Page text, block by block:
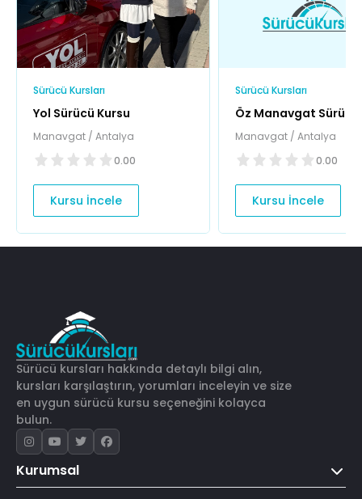
Sürücü Kursları
Yol Sürücü Kursu
Manavgat / Antalya
0.00
Kursu İncele
Sürücü Kursları
Öz Manavgat Sürücü
Manavgat / Antalya
0.00
Kursu İncele
Sürücü kursları hakkında detaylı bilgi alın,
kursları karşılaştırın, yorumları inceleyin ve size
en uygun sürücü kursu seçeneğini kolayca
bulun.
Kurumsal